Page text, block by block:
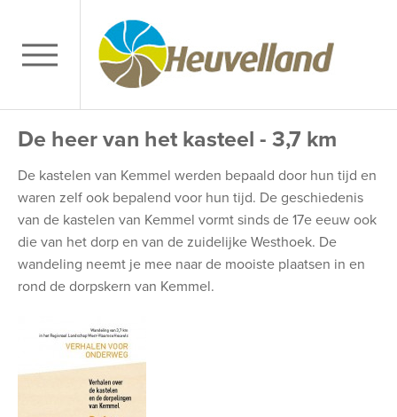
De heer van het kasteel - 3,7 km
De kastelen van Kemmel werden bepaald door hun tijd en
waren zelf ook bepalend voor hun tijd. De geschiedenis
van de kastelen van Kemmel vormt sinds de 17e eeuw ook
die van het dorp en van de zuidelijke Westhoek. De
wandeling neemt je mee naar de mooiste plaatsen in en
rond de dorpskern van Kemmel.